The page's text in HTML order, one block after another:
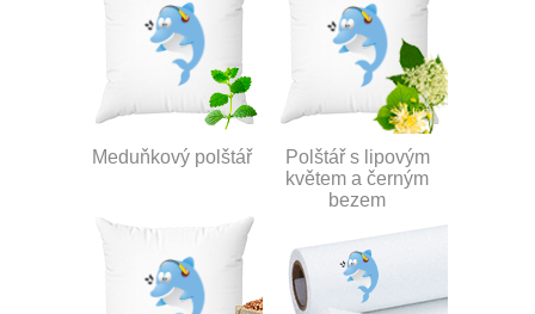
Meduňkový polštář
Polštář s lipovým
květem a černým
bezem